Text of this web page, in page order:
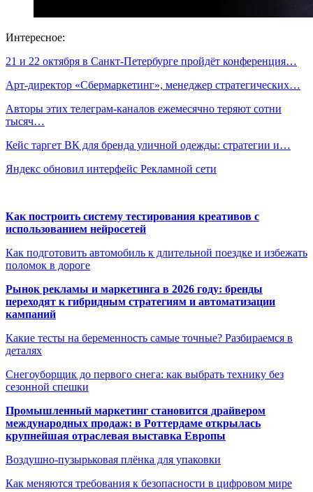
Интересное:
21 и 22 октября в Санкт-Петербурге пройдёт конференция…
Арт-директор «Сбермаркетинг», менеджер стратегических…
Авторы этих телеграм-каналов ежемесячно теряют сотни
тысяч…
Кейс таргет ВК для бренда уличной одежды: стратегии и…
Яндекс обновил интерфейс Рекламной сети
Как построить систему тестирования креативов с
использованием нейросетей
Как подготовить автомобиль к длительной поездке и избежать
поломок в дороге
Рынок рекламы и маркетинга в 2026 году: бренды
переходят к гибридным стратегиям и автоматизации
кампаний
Какие тесты на беременность самые точные? Разбираемся в
деталях
Снегоуборщик до первого снега: как выбрать технику без
сезонной спешки
Промышленный маркетинг становится драйвером
международных продаж: в Роттердаме открылась
крупнейшая отраслевая выставка Европы
Воздушно-пузырьковая плёнка для упаковки
Как меняются требования к безопасности в цифровом мире